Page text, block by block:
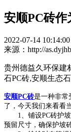
安顺PC砖
2022-07-14 10:14:00
来源：http://
贵州德益久环保建
石PC砖,安顺生态
安顺PC砖是一种非常
了，今天我们来看看
1、铺设PC砖护坡
预留尺寸，确保护坡